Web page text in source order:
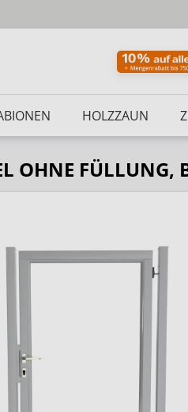
HOLZZAUN
OHNE FÜLLUNG,